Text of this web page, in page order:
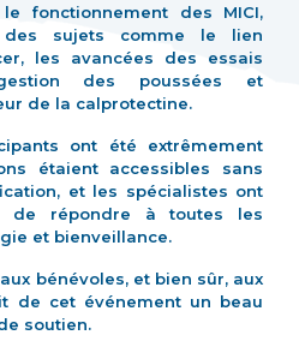
fonctionnement des MICI,
sujets comme le lien
les avancées des essais
des poussées et
de la calprotectine.
ont été extrêmement
étaient accessibles sans
et les spécialistes ont
de répondre à toutes les
et bienveillance.
bénévoles, et bien sûr, aux
de cet événement un beau
soutien.